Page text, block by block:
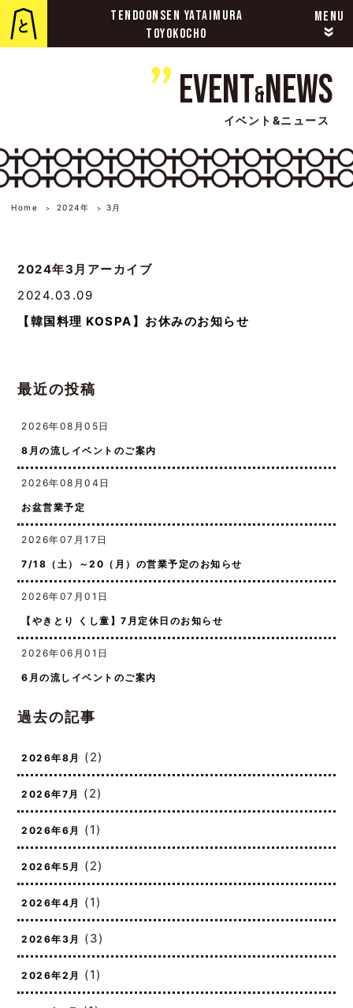
MENU
»
TENDOONSEN YATAIMURA
TOYOKOCHO
Event &News
イベント&ニュース
2024年3月アーカイブ
2024.03.09
【韓国料理 KOSPA】お休みのお知らせ
最近の投稿
2026年08月05日
8月の流しイベントのご案内
2026年08月04日
お盆営業予定
2026年07月17日
7/18（土）～20（月）の営業予定のお知らせ
2026年07月01日
【やきとり くし童】7月定休日のお知らせ
2026年06月01日
6月の流しイベントのご案内
過去の記事
2026年8月 (2)
2026年7月 (2)
2026年6月 (1)
2026年5月 (2)
2026年4月 (1)
2026年3月 (3)
2026年2月 (1)